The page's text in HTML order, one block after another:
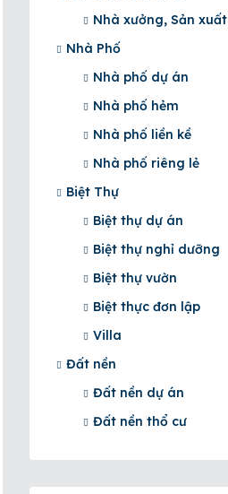
Nhà xưởng, Sản xuất
Nhà Phố
Nhà phố dự án
Nhà phố hẻm
Nhà phố liền kề
Nhà phố riêng lẻ
Biệt Thự
Biệt thự dự án
Biệt thự nghỉ dưỡng
Biệt thự vườn
Biệt thực đơn lập
Villa
Đất nền
Đất nền dự án
Đất nền thổ cư